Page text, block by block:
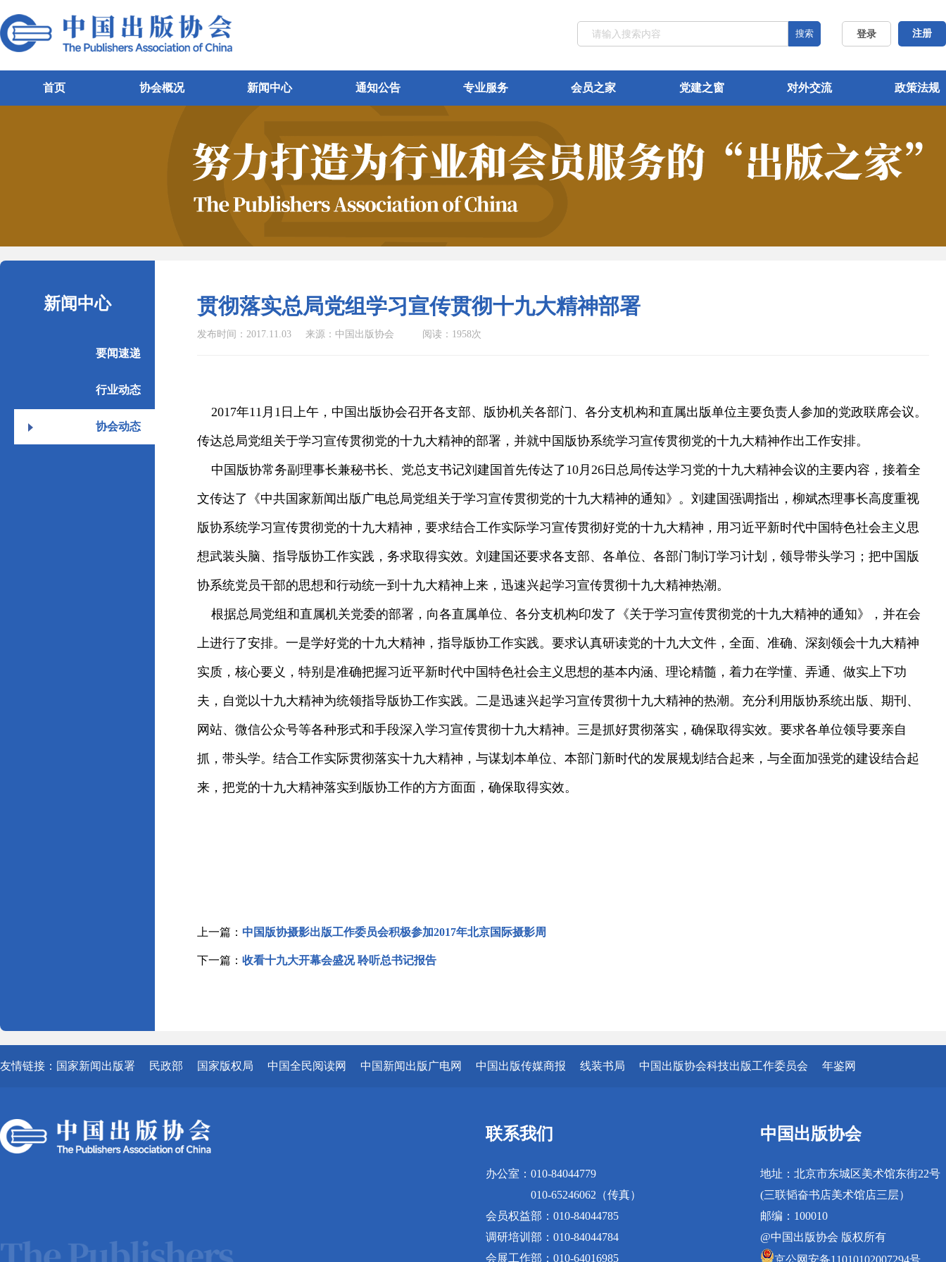
登录 注册
搜索
首页 协会概况 新闻中心 通知公告 专业服务 会员之家 党建之窗 对外交流 政策法规
新闻中心
要闻速递
行业动态
协会动态
贯彻落实总局党组学习宣传贯彻十九大精神部署
发布时间：2017.11.03 来源：中国出版协会 阅读：1958次
2017年11月1日上午，中国出版协会召开各支部、版协机关各部门、各分支机构和直属出版单位主要负责人参加的党政联席会议。
传达总局党组关于学习宣传贯彻党的十九大精神的部署，并就中国版协系统学习宣传贯彻党的十九大精神作出工作安排。
中国版协常务副理事长兼秘书长、党总支书记刘建国首先传达了10月26日总局传达学习党的十九大精神会议的主要内容，接着全
文传达了《中共国家新闻出版广电总局党组关于学习宣传贯彻党的十九大精神的通知》。刘建国强调指出，柳斌杰理事长高度重视
版协系统学习宣传贯彻党的十九大精神，要求结合工作实际学习宣传贯彻好党的十九大精神，用习近平新时代中国特色社会主义思
想武装头脑、指导版协工作实践，务求取得实效。刘建国还要求各支部、各单位、各部门制订学习计划，领导带头学习；把中国版
协系统党员干部的思想和行动统一到十九大精神上来，迅速兴起学习宣传贯彻十九大精神热潮。
根据总局党组和直属机关党委的部署，向各直属单位、各分支机构印发了《关于学习宣传贯彻党的十九大精神的通知》，并在会
上进行了安排。一是学好党的十九大精神，指导版协工作实践。要求认真研读党的十九大文件，全面、准确、深刻领会十九大精神
实质，核心要义，特别是准确把握习近平新时代中国特色社会主义思想的基本内涵、理论精髓，着力在学懂、弄通、做实上下功
夫，自觉以十九大精神为统领指导版协工作实践。二是迅速兴起学习宣传贯彻十九大精神的热潮。充分利用版协系统出版、期刊、
网站、微信公众号等各种形式和手段深入学习宣传贯彻十九大精神。三是抓好贯彻落实，确保取得实效。要求各单位领导要亲自
抓，带头学。结合工作实际贯彻落实十九大精神，与谋划本单位、本部门新时代的发展规划结合起来，与全面加强党的建设结合起
来，把党的十九大精神落实到版协工作的方方面面，确保取得实效。
上一篇： 中国版协摄影出版工作委员会积极参加2017年北京国际摄影周
下一篇： 收看十九大开幕会盛况 聆听总书记报告
友情链接： 国家新闻出版署 民政部 国家版权局 中国全民阅读网 中国新闻出版广电网 中国出版传媒商报 线装书局 中国出版协会科技出版工作委员会 年鉴网
联系我们
办公室：010-84044779
010-65246062（传真）
会员权益部：010-84044785
调研培训部：010-84044784
会展工作部：010-64016985
中国出版协会
地址：北京市东城区美术馆东街22号
(三联韬奋书店美术馆店三层）
邮编：100010
@中国出版协会 版权所有
京公网安备11010102007294号